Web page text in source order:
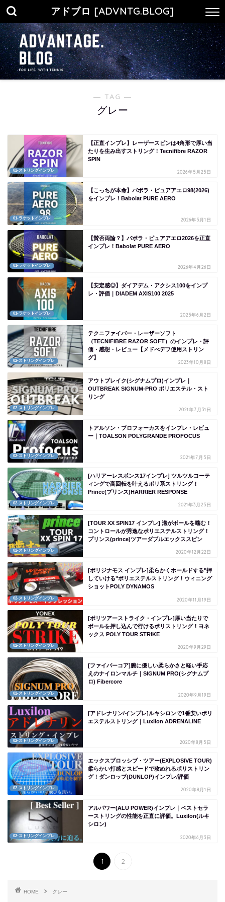
アドブロ [ADVNTG.BLOG]
― TAG ―
グレー
02-ストリングインプレ
【正直インプレ】レーザースピンは4角形で厚い当
たりを生み出すストリング！Tecnifibre RAZOR
SPIN
2026年5月25日
01-ラケットインプレ
【こっちが本命】バボラ・ピュアアエロ98(2026)
をインプレ！Babolat PURE AERO
2026年5月1日
01-ラケットインプレ
【賛否両論？】バボラ・ピュアアエロ2026を正直
インプレ！Babolat PURE AERO
2026年4月26日
01-ラケットインプレ
【安定感◎】ダイアデム・アクシス100をインプ
レ・評価｜DIADEM AXIS100 2025
2025年6月2日
02-ストリングインプレ
テクニファイバー・レーザーソフト
（TECNIFIBRE RAZOR SOFT）のインプレ・評
価・感想・レビュー【メドべデフ使用ストリン
グ】
2023年10月8日
02-ストリングインプレ
アウトブレイク(シグナムプロ)インプレ｜
OUTBREAK SIGNUM-PRO ポリエステル・スト
リング
2021年7月31日
02-ストリングインプレ
トアルソン・プロフォーカスをインプレ・レビュ
ー｜TOALSON POLYGRANDE PROFOCUS
2021年7月5日
02-ストリングインプレ
[ハリアーレスポンス17インプレ] ツルツルコーテ
ィングで高回転を叶えるポリ系ストリング！
Prince(プリンス)HARRIER RESPONSE
2021年3月25日
02-ストリングインプレ
[TOUR XX SPIN17 インプレ] 溝がボールを噛む！
コントロールが秀逸なポリエステルストリング！
プリンス(prince)ツアーダブルエックススピン
2020年12月22日
02-ストリングインプレ
[ポリジナモス インプレ]柔らかくホールドする"押
していける"ポリエステルストリング！ウィニング
ショットPOLY DYNAMOS
2020年11月19日
02-ストリングインプレ
[ポリツアーストライク・インプレ]厚い当たりで
ボールを押し込んで行けるポリストリング！ヨネ
ックス POLY TOUR STRIKE
2020年9月29日
02-ストリングインプレ
[ファイバーコア]腕に優しい柔らかさと軽い手応
えのナイロンマルチ｜SIGNUM PRO(シグナムプ
ロ) Fibercore
2020年9月19日
02-ストリングインプレ
[アドレナリン/インプレ]ルキシロンで1番安いポリ
エステルストリング｜Luxilon ADRENALINE
2020年8月5日
02-ストリングインプレ
エックスプロッシブ・ツアー(EXPLOSIVE TOUR)
柔らかい打感とスピードで攻めれるポリストリン
グ！ダンロップ(DUNLOP)インプレ/評価
2020年8月1日
02-ストリングインプレ
アルパワー(ALU POWER)インプレ｜ベストセラ
ーストリングの性能を正直に評価。Luxilon(ルキ
シロン)
2020年6月3日
1 2
HOME グレー